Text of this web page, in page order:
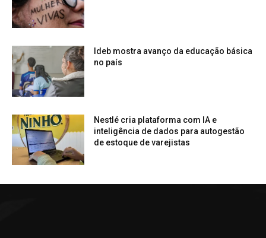
Ideb mostra avanço da educação básica
no país
Nestlé cria plataforma com IA e
inteligência de dados para autogestão
de estoque de varejistas